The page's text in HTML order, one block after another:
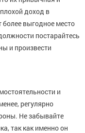
доход в
выгодное место
постарайтесь
и произвести
и
регулярно
Не забывайте
так как именно он